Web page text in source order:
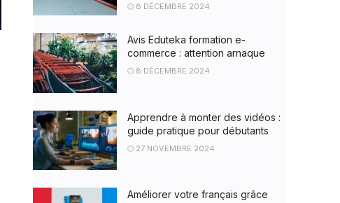
8 DÉCEMBRE 2024
Avis Eduteka formation e-
commerce : attention arnaque
8 DÉCEMBRE 2024
Apprendre à monter des vidéos :
guide pratique pour débutants
27 NOVEMBRE 2024
Améliorer votre français grâce